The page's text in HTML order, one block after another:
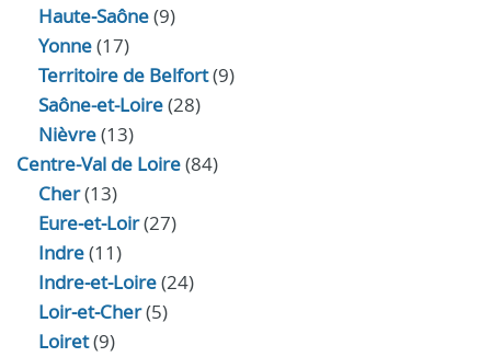
Haute‑Saône(9)
Yonne(17)
Territoire de Belfort(9)
Saône-et-Loire(28)
Nièvre(13)
Centre-Val de Loire(84)
Cher(13)
Eure‑et‑Loir(27)
Indre(11)
Indre‑et‑Loire(24)
Loir‑et‑Cher(5)
Loiret(9)